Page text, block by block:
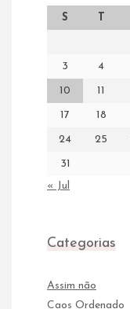
S T
3 4
10 11
17 18
24 25
31
« Jul
Categorias
Assim não
Caos Ordenado